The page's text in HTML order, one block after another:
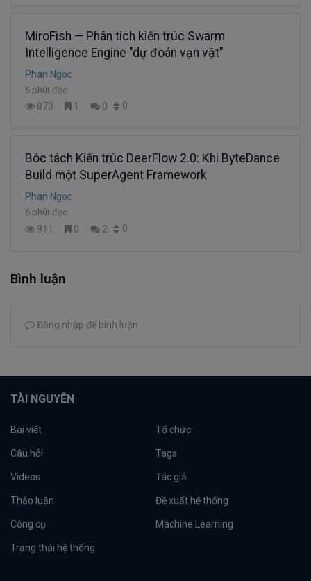
MiroFish — Phân tích kiến trúc Swarm
Intelligence Engine "dự đoán vạn vật"
Phan Ngoc
6 phút đọc
873 1 0 0
Bóc tách Kiến trúc DeerFlow 2.0: Khi ByteDance
Build một SuperAgent Framework
Phan Ngoc
6 phút đọc
911 0 2 0
Bình luận
Đăng nhập để bình luận
TÀI NGUYÊN
Bài viết Tổ chức
Câu hỏi Tags
Videos Tác giả
Thảo luận Đề xuất hệ thống
Công cụ Machine Learning
Trạng thái hệ thống